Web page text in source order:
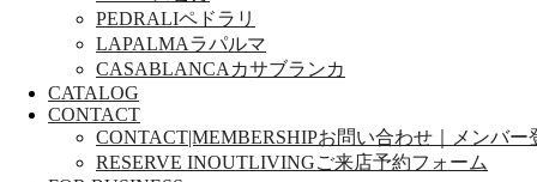
PEDRALIペドラリ
LAPALMAラパルマ
CASABLANCA カサブランカ
CATALOG
CONTACT
CONTACT|MEMBERSHIPお問い合わせ｜メンバー
RESERVE INOUTLIVINGご来店予約フォーム